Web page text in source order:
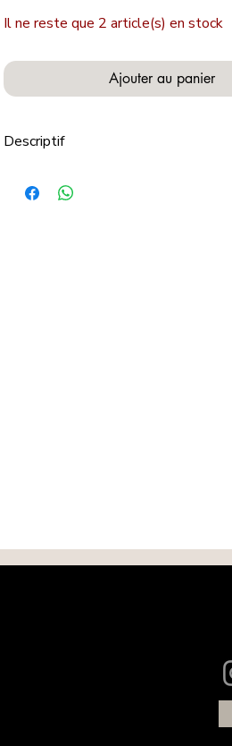
Il ne reste que 2 article(s) en stock
Ajouter au panier
Descriptif